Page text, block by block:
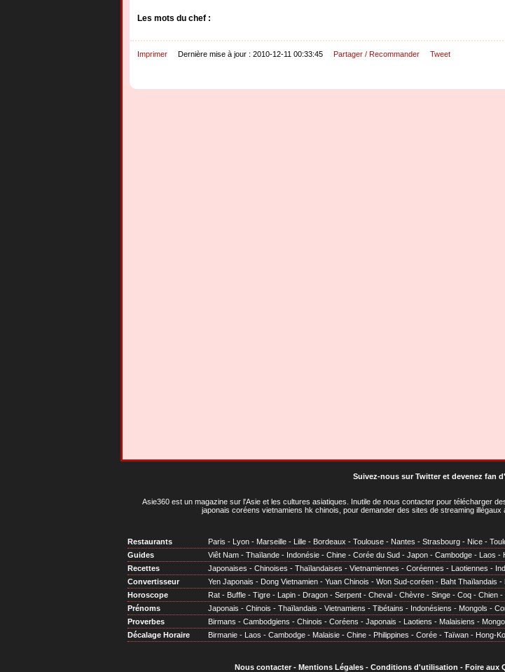
Les mots du chef :
Imprimer Dernière mise à jour : 2010-12-11 00:33:45 Partager / Recommander Tweet
Suivez-nous sur Twitteret devenez fan
Asie360 est un magazine sur l'Asie et les cultures asiatiques . Inutile de nous contacter pour télécharger
japonais coréens vietnamiens hk chinois, pour demander des sites de streaming
Restaurants Paris - Lyon - Marseille - Lille - Bordeaux - Toulouse - Nantes - Strasbourg - Nice -
Guides
Viêt Nam - Thaïlande - Indonésie - Chine - Corée du Sud - Japon - Cambodge - Laos -
Recettes
Japonaises - Chinoises - Thaïlandaises - Vietnamiennes - Coréennes - Laotiennes -
Convertisseur
Yen Japonais - Dong Vietnamien - Yuan Chinois - Won Sud-coréen - Baht Thaïlandais -
Horoscope
Rat - Buffle - Tigre - Lapin - Dragon - Serpent - Cheval - Chèvre - Singe - Coq - Chien -
Prénoms
Japonais - Chinois - Thaïlandais - Vietnamiens - Tibétains - Indonésiens - Mongols -
Proverbes
Birmans - Cambodgiens - Chinois - Coréens - Japonais - Laotiens - Malaisiens -
Décalage Horaire
Birmanie - Laos - Cambodge - Malaisie - Chine - Philippines - Corée - Taïwan - Hong-
Nous contacter- Mentions Légales- Conditions d'utilisation - Foire aux